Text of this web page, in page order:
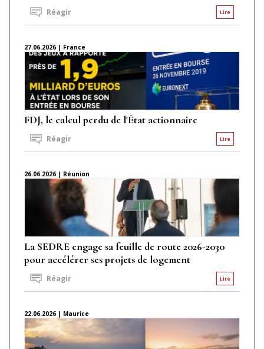
Lire
Réagir
27.06.2026 | France
FDJ, le calcul perdu de l'État actionnaire
Lire
Réagir
26.06.2026 | Réunion
La SEDRE engage sa feuille de route 2026-2030
pour accélérer ses projets de logement
Lire
Réagir
22.06.2026 | Maurice